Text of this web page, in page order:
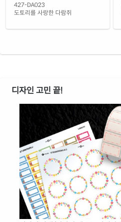
427-DA023
도토리를 사랑한 다람쥐
디자인 고민 끝!